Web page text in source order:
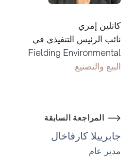
كاتلين إمري
نائب الرئيس التنفيذي في
Fielding Environmental
البيع والتصنيع
المراجعة السابقة
جابرييلا كارفاخال
مدير عام